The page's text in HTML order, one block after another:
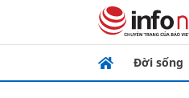
Đời sống